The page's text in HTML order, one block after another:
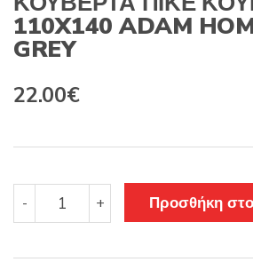
110X140 ADAM
GREY
22.00€
-
ΚΟΥΒΕΡΤΑ
ΠΙΚΕ
+ Προσθήκη στο